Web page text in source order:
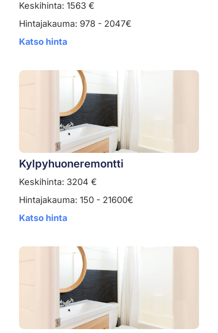
Keskihinta: 1563 €
Hintajakauma: 978 - 2047€
Katso hinta
Kylpyhuoneremontti
Keskihinta: 3204 €
Hintajakauma: 150 - 21600€
Katso hinta